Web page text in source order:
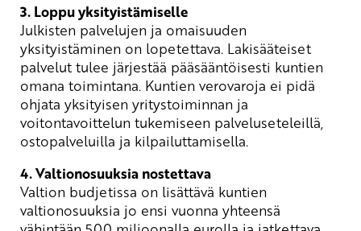
3. Loppu yksityistämiselle
Julkisten palvelujen ja omaisuuden
yksityistäminen on lopetettava. Lakisääteiset
palvelut tulee järjestää pääsääntöisesti kuntien
omana toimintana. Kuntien verovaroja ei pidä
ohjata yksityisen yritystoiminnan ja
voitontavoittelun tukemiseen palveluseteleillä,
ostopalveluilla ja kilpailuttamisella.
4. Valtionosuuksia nostettava
Valtion budjetissa on lisättävä kuntien
valtionosuuksia jo ensi vuonna yhteensä